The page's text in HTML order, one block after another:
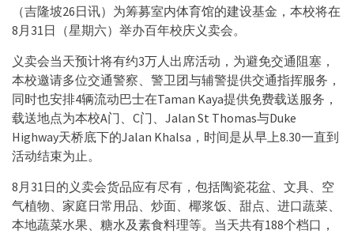
（吉隆坡26日讯）为筹募室内体育馆的建设基金，本校将在
8月31日（星期六）举办百年校庆义卖会。
义卖会当天预计将有约3万人出席活动，为避免交通阻塞，
本校邀请多位交通警察、警卫团与辅警提供交通指挥服务，
同时也安排4辆流动巴士在Taman Kaya提供免费载送服务，
载送地点为本校A门、C门、Jalan St Thomas与Duke
Highway天桥底下的Jalan Khalsa，时间是从早上8.30一直到
活动结束为止。
8月31日的义卖会货品应有尽有，包括陶瓷花盆、文具、空
气植物、家庭日常用品、炒面、椰浆饭、甜点、进口蔬菜、
本地蔬菜水果、糖水及素食料理等。当天共有188个档口，